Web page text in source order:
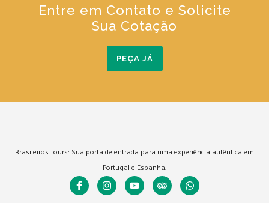
Entre em Contato e Solicite
Sua Cotação
PEÇA JÁ
Brasileiros Tours: Sua porta de entrada para uma experiência autêntica em
Portugal e Espanha.